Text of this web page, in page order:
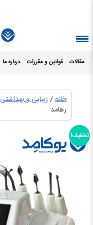
مقالات قوانین و مقررات درباره ما
خانه/ زیبایی و بهداشتی
رهامد
تخفیف!